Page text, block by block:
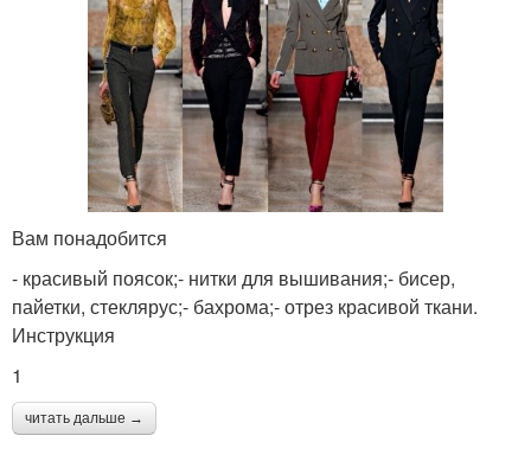
Вам понадобится
- красивый поясок;- нитки для вышивания;- бисер,
пайетки, стеклярус;- бахрома;- отрез красивой ткани.
Инструкция
1
читать дальше →